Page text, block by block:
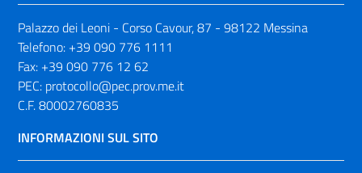
Palazzo dei Leoni - Corso Cavour, 87 - 98122 Messina
Telefono: +39 090 776 1111
Fax: +39 090 776 12 62
PEC: protocollo@pec.prov.me.it
C.F. 80002760835
INFORMAZIONI SUL SITO